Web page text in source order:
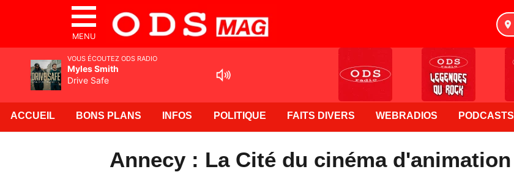
MENU
ACCUEIL BONS PLANS INFOS POLITIQUE FAITS DIVERS WEBRADIOS PODCASTS
Annecy : La Cité du cinéma d'animation
VOUS ÉCOUTEZ ODS RADIO
Myles Smith
Drive Safe